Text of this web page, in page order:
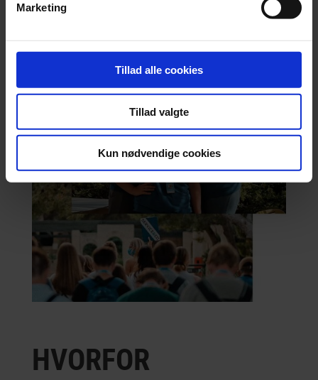
Marketing
Tillad alle cookies
Tillad valgte
Kun nødvendige cookies
HVORFOR